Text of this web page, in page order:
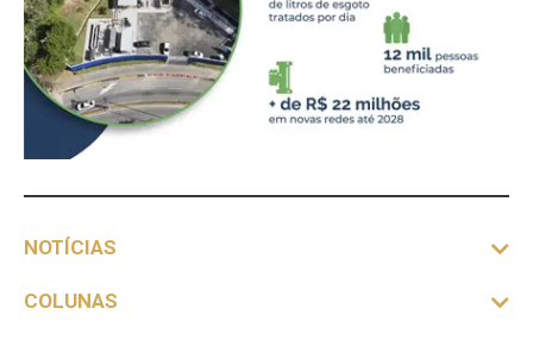
NOTÍCIAS
COLUNAS